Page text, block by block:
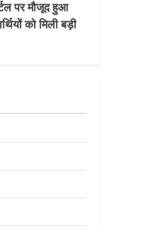
पर मौजूद हुआ
को मिली बड़ी